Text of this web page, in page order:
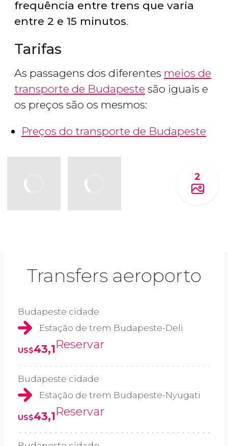
frequência entre trens que varia
entre 2 e 15 minutos.
Tarifas
As passagens dos diferentes meios de
transporte de Budapeste são iguais e
os preços são os mesmos:
Preços do transporte de Budapeste
2
Transfers aeroporto
Budapeste cidade
Estação de trem Budapeste-Deli
US$43,1Reservar
Budapeste cidade
Estação de trem Budapeste-Nyugati
US$43,1Reservar